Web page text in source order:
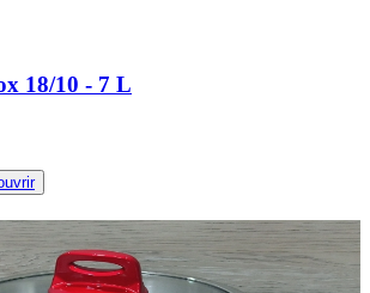
18/10 - 7 L